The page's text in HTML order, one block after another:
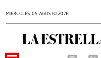
MIÉRCOLES 05 AGOSTO 2026